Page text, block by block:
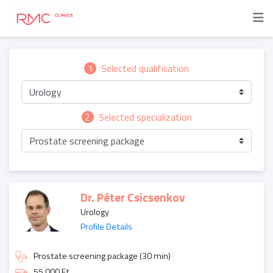
1
Selected qualification
Urology
2
Selected specialization
Prostate screening package
Dr. Péter Csicsenkov
Urology
Profile Details
Prostate screening package (30 min)